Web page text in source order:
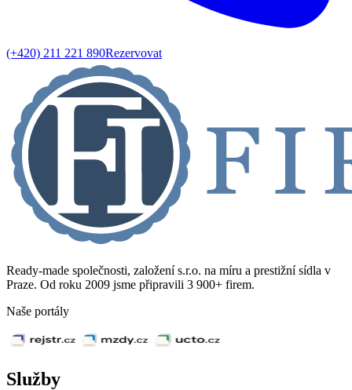
(+420) 211 221 890Rezervovat
Ready-made společnosti, založení s.r.o. na míru a prestižní sídla v
Praze. Od roku 2009 jsme připravili 3 900+ firem.
Naše portály
Služby